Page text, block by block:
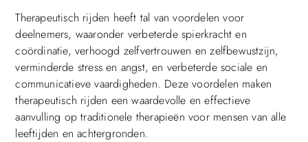
Therapeutisch rijden heeft tal van voordelen voor
deelnemers, waaronder verbeterde spierkracht en
coördinatie, verhoogd zelfvertrouwen en zelfbewustzijn,
verminderde stress en angst, en verbeterde sociale en
communicatieve vaardigheden. Deze voordelen maken
therapeutisch rijden een waardevolle en effectieve
aanvulling op traditionele therapieën voor mensen van alle
leeftijden en achtergronden.